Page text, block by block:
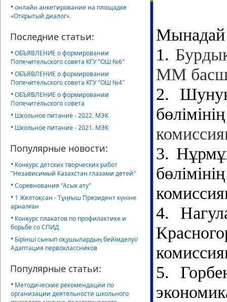
•онлайн анкетирование на площадке
«Открытый диалог».
Последние статьи:
•ОБЪЯВЛЕНИЕ о формировании
Попечительского совета КГУ "ОШ №6"
•ОБЪЯВЛЕНИЕ о формировании
Попечительского совета КГУ "ОШ №4"
•ОБЪЯВЛЕНИЕ о формировании
Попечительского совета
• Школьное питание - 2022. МЭК
• Школьное питание - 2021. МЭК
Популярные новости:
• Конкурс детских творческих работ
"Независимый Казахстан глазами детей"
•Соревнования "Асык ату"
• 1 Желтоқсан - Тұңғыш Президент күніне
арналған
• Конкурс плакатов по профилактике и
борьбе со СПИД
• Бірінші сынып оқушылардың бейімделуі/
Адаптация первоклассников
Популярные статьи:
• Методические рекомендации по
организации деятельности школьного
Мынадай
1.
ММ
2.
3.
4.
5.